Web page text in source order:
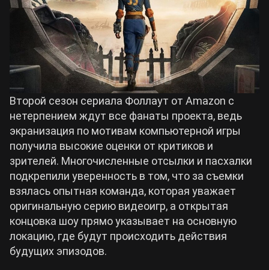
Crimson Desert
Zenless Zone Zero
Kingdom Come: Deliverance 2
Path of Exile 2
Wuthering Waves
Roblox
Hogwarts Legacy
Билды Arknights: Endfield
Билды Wuthering Waves
Билды Cyberpunk 2077
Билды Path of Exile 2
Второй сезон сериала Фоллаут от Amazon с
нетерпением ждут все фанаты проекта, ведь
экранизация по мотивам компьютерной игры
получила высокие оценки от критиков и
зрителей. Многочисленные отсылки и пасхалки
подкрепили уверенность в том, что за съемки
взялась опытная команда, которая уважает
оригинальную серию видеоигр, а открытая
концовка шоу прямо указывает на основную
локацию, где будут происходить действия
будущих эпизодов.